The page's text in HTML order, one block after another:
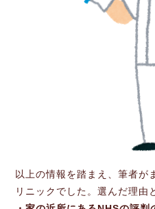
以上の情報を踏まえ、筆者が
リニックでした。選んだ理由